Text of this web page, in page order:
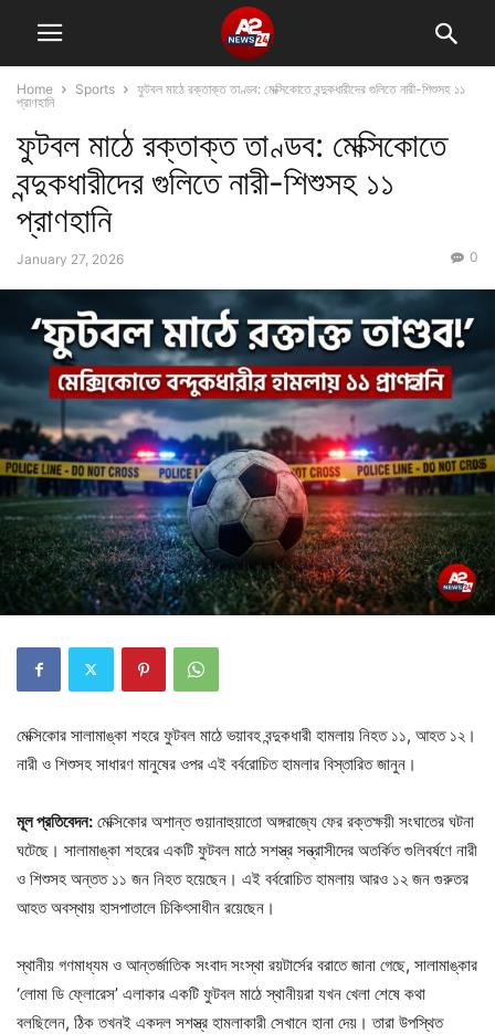
Home Sports
ফুটবল মাঠে রক্তাক্ত তাণ্ডব: মেক্সিকোতে বন্দুকধারীদের গুলিতে নারী-শিশুসহ ১১
প্রাণহানি
ফুটবল মাঠে রক্তাক্ত তাণ্ডব: মেক্সিকোতে
বন্দুকধারীদের গুলিতে নারী-শিশুসহ ১১
প্রাণহানি
January 27, 2026 0
মেক্সিকোর সালামাঙ্কা শহরে ফুটবল মাঠে ভয়াবহ বন্দুকধারী হামলায় নিহত ১১, আহত ১২।
নারী ও শিশুসহ সাধারণ মানুষের ওপর এই বর্বরোচিত হামলার বিস্তারিত জানুন।
মূল প্রতিবেদন: মেক্সিকোর অশান্ত গুয়ানাহুয়াতো অঙ্গরাজ্যে ফের রক্তক্ষয়ী সংঘাতের ঘটনা
ঘটেছে। সালামাঙ্কা শহরের একটি ফুটবল মাঠে সশস্ত্র সন্ত্রাসীদের অতর্কিত গুলিবর্ষণে নারী
ও শিশুসহ অন্তত ১১ জন নিহত হয়েছেন। এই বর্বরোচিত হামলায় আরও ১২ জন গুরুতর
আহত অবস্থায় হাসপাতালে চিকিৎসাধীন রয়েছেন।
স্থানীয় গণমাধ্যম ও আন্তর্জাতিক সংবাদ সংস্থা রয়টার্সের বরাতে জানা গেছে, সালামাঙ্কার
‘লোমা ডি ফ্লোরেস’ এলাকার একটি ফুটবল মাঠে স্থানীয়রা যখন খেলা শেষে কথা
বলছিলেন, ঠিক তখনই একদল সশস্ত্র হামলাকারী সেখানে হানা দেয়। তারা উপস্থিত